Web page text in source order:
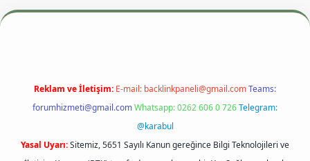
betexper.xyzm elexbet
Reklam ve İletişim: E-mail: backlinkpaneli@gmail.comTeams:
forumhizmeti@gmail.comWhatsapp: 0262 606 0 726Telegram:
@karabul
Yasal Uyarı:Sitemiz, 5651 Sayılı Kanun gereğince Bilgi Teknolojileri ve